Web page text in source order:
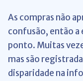
As compras não
confusão, então a
ponto. Muitas
mas são
disparidade na